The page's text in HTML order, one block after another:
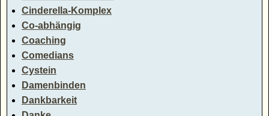
Cinderella-Komplex
Co-abhängig
Coaching
Comedians
Cystein
Damenbinden
Dankbarkeit